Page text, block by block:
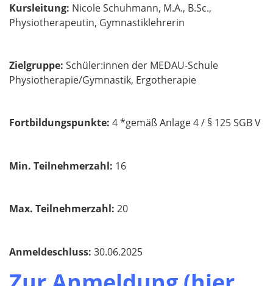
Kursleitung: Nicole Schuhmann, M.A., B.Sc.,
Physiotherapeutin, Gymnastiklehrerin
Zielgruppe: Schüler:innen der MEDAU-Schule
Physiotherapie/Gymnastik, Ergotherapie
Fortbildungspunkte: 4 *gemäß Anlage 4 / § 125 SGB V​​​​​​​
Min. Teilnehmerzahl: 16
Max. Teilnehmerzahl: 20
Anmeldeschluss: 30.06.2025​​​​​​​